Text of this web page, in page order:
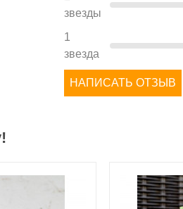
звезды
1
звезда
НАПИСАТЬ ОТЗЫВ